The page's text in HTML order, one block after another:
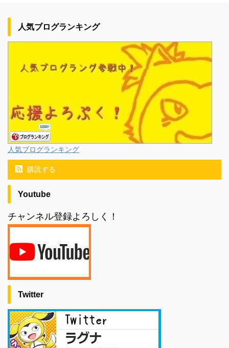
人気ブログランキング
人気ブログランキング
購読する
Youtube
チャンネル登録よろしく！
Twitter